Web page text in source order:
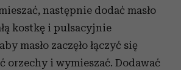
następnie dodać masło
kostkę i pulsacyjnie
masło zaczęło łączyć się
orzechy i wymieszać. Dodawać